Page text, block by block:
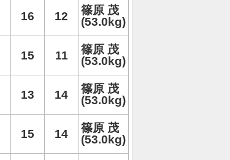
16 12
篠原 茂
(53.0kg)
15 11
篠原 茂
(53.0kg)
13 14
篠原 茂
(53.0kg)
15 14
篠原 茂
(53.0kg)